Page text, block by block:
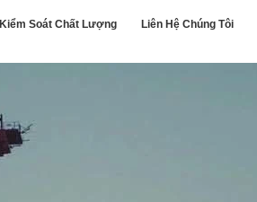
Kiểm Soát Chất Lượng Liên Hệ Chúng Tôi